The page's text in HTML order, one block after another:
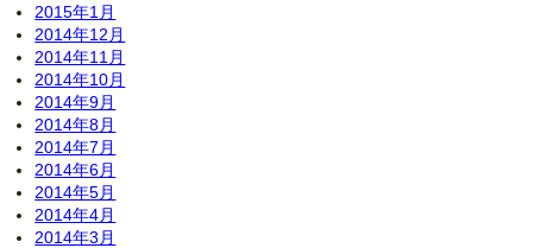
2015年1月
2014年12月
2014年11月
2014年10月
2014年9月
2014年8月
2014年7月
2014年6月
2014年5月
2014年4月
2014年3月